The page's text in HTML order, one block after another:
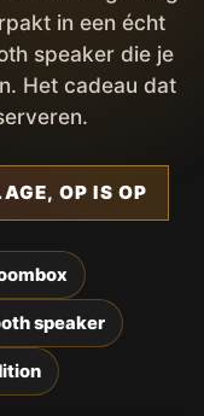
in een écht
speaker die je
Het cadeau dat
OP IS OP
speaker